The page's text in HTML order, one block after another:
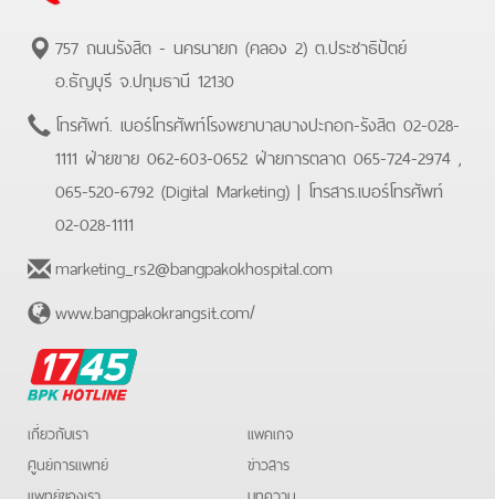
757 ถนนรังสิต - นครนายก (คลอง 2) ต.ประชาธิปัตย์
อ.ธัญบุรี จ.ปทุมธานี 12130
โทรศัพท์. เบอร์โทรศัพท์โรงพยาบาลบางปะกอก-รังสิต 02-028-
1111 ฝ่ายขาย 062-603-0652 ฝ่ายการตลาด 065-724-2974 ,
065-520-6792 (Digital Marketing) | โทรสาร.เบอร์โทรศัพท์
02-028-1111
marketing_rs2@bangpakokhospital.com
www.bangpakokrangsit.com/
BPK
Hotline
เกี่ยวกับเรา
ศูนย์การแพทย์
แพคเกจ
ข่าวสาร